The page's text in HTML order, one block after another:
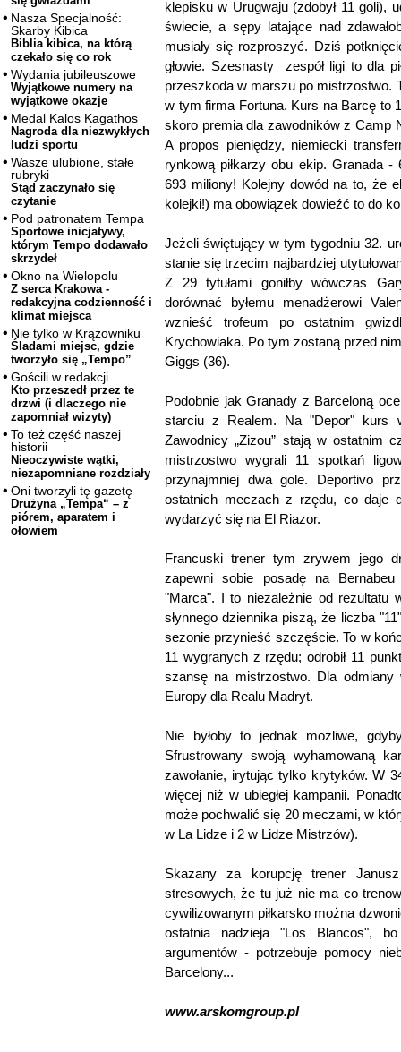
Nasza Specjalność:
Skarby Kibica
Biblia kibica, na którą
czekało się co rok
Wydania jubileuszowe
Wyjątkowe numery na
wyjątkowe okazje
Medal Kalos Kagathos
Nagroda dla niezwykłych
ludzi sportu
Wasze ulubione, stałe
rubryki
Stąd zaczynało się
czytanie
Pod patronatem Tempa
Sportowe inicjatywy,
którym Tempo dodawało
skrzydeł
Okno na Wielopolu
Z serca Krakowa -
redakcyjna codzienność i
klimat miejsca
Nie tylko w Krążowniku
Śladami miejsc, gdzie
tworzyło się „Tempo”
Gościli w redakcji
Kto przeszedł przez te
drzwi (i dlaczego nie
zapomniał wizyty)
To też część naszej
historii
Nieoczywiste wątki,
niezapomniane rozdziały
Oni tworzyli tę gazetę
Drużyna „Tempa“ – z
piórem, aparatem i
ołowiem
klepisku w Urugwaju (zdobył 11 goli),
świecie, a sępy latające nad
musiały się rozproszyć. Dziś
głowie. Szesnasty zespół ligi to dla
przeszkoda w marszu po mistrzostwo.
w tym firma Fortuna. Kurs na Barcę to
skoro premia dla zawodników z Camp
A propos pieniędzy, niemiecki
rynkową piłkarzy obu ekip. Granada
693 miliony! Kolejny dowód na to, że
kolejki!) ma obowiązek dowieźć to do
Jeżeli świętujący w tym tygodniu 32.
stanie się trzecim najbardziej
Z 29 tytułami goniłby wówczas
dorównać byłemu menadżerowi
wznieść trofeum po ostatnim
Krychowiaka. Po tym zostaną przed
Giggs (36).
Podobnie jak Granady z Barceloną
starciu z Realem. Na "Depor" kurs
Zawodnicy „Zizou” stają w ostatnim
mistrzostwo wygrali 11 spotkań
przynajmniej dwa gole. Deportivo
ostatnich meczach z rzędu, co daje
wydarzyć się na El Riazor.
Francuski trener tym zrywem jego
zapewni sobie posadę na
"Marca". I to niezależnie od rezultatu
słynnego dziennika piszą, że liczba
sezonie przynieść szczęście. To w
11 wygranych z rzędu; odrobił 11
szansę na mistrzostwo. Dla
Europy dla Realu Madryt.
Nie byłoby to jednak możliwe,
Sfrustrowany swoją wyhamowaną
zawołanie, irytując tylko krytyków. W
więcej niż w ubiegłej kampanii.
może pochwalić się 20 meczami, w
w La Lidze i 2 w Lidze Mistrzów).
Skazany za korupcję trener
stresowych, że tu już nie ma co
cywilizowanym piłkarsko można
ostatnia nadzieja "Los Blancos",
argumentów - potrzebuje pomocy
Barcelony...
www.arskomgroup.pl